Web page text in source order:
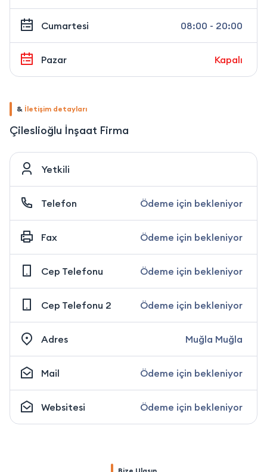
Cumartesi 08:00 - 20:00
Pazar Kapalı
& İletişim detayları
Çileslioğlu İnşaat Firma
Yetkili
Telefon Ödeme için bekleniyor
Fax Ödeme için bekleniyor
Cep Telefonu Ödeme için bekleniyor
Cep Telefonu 2 Ödeme için bekleniyor
Adres Muğla Muğla
Mail Ödeme için bekleniyor
Websitesi Ödeme için bekleniyor